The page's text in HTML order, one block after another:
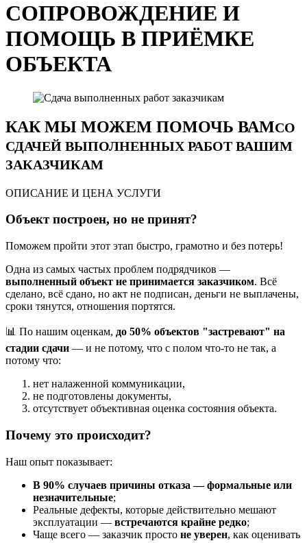
СОПРОВОЖДЕНИЕ И
ПОМОЩЬ В ПРИЁМКЕ
ОБЪЕКТА
КАК МЫ МОЖЕМ ПОМОЧЬ ВАМСО
СДАЧЕЙ ВЫПОЛНЕННЫХ РАБОТ ВАШИМ
ЗАКАЗЧИКАМ
ОПИСАНИЕ И ЦЕНА УСЛУГИ
Объект построен, но не принят?
Поможем пройти этот этап быстро, грамотно и без потерь!
Одна из самых частых проблем подрядчиков —
выполненный объект не принимается заказчиком. Всё
сделано, всё сдано, но акт не подписан, деньги не выплачены,
сроки тянутся, отношения портятся.
📊 По нашим оценкам, до 50% объектов "застревают" на
стадии сдачи — и не потому, что с полом что-то не так, а
потому что:
нет налаженной коммуникации,
не подготовлены документы,
отсутствует объективная оценка состояния объекта.
Почему это происходит?
Наш опыт показывает:
В 90% случаев причины отказа — формальные или
незначительные;
Реальные дефекты, которые действительно мешают
эксплуатации — встречаются крайне редко;
Чаще всего — заказчик просто не уверен, как оценивать